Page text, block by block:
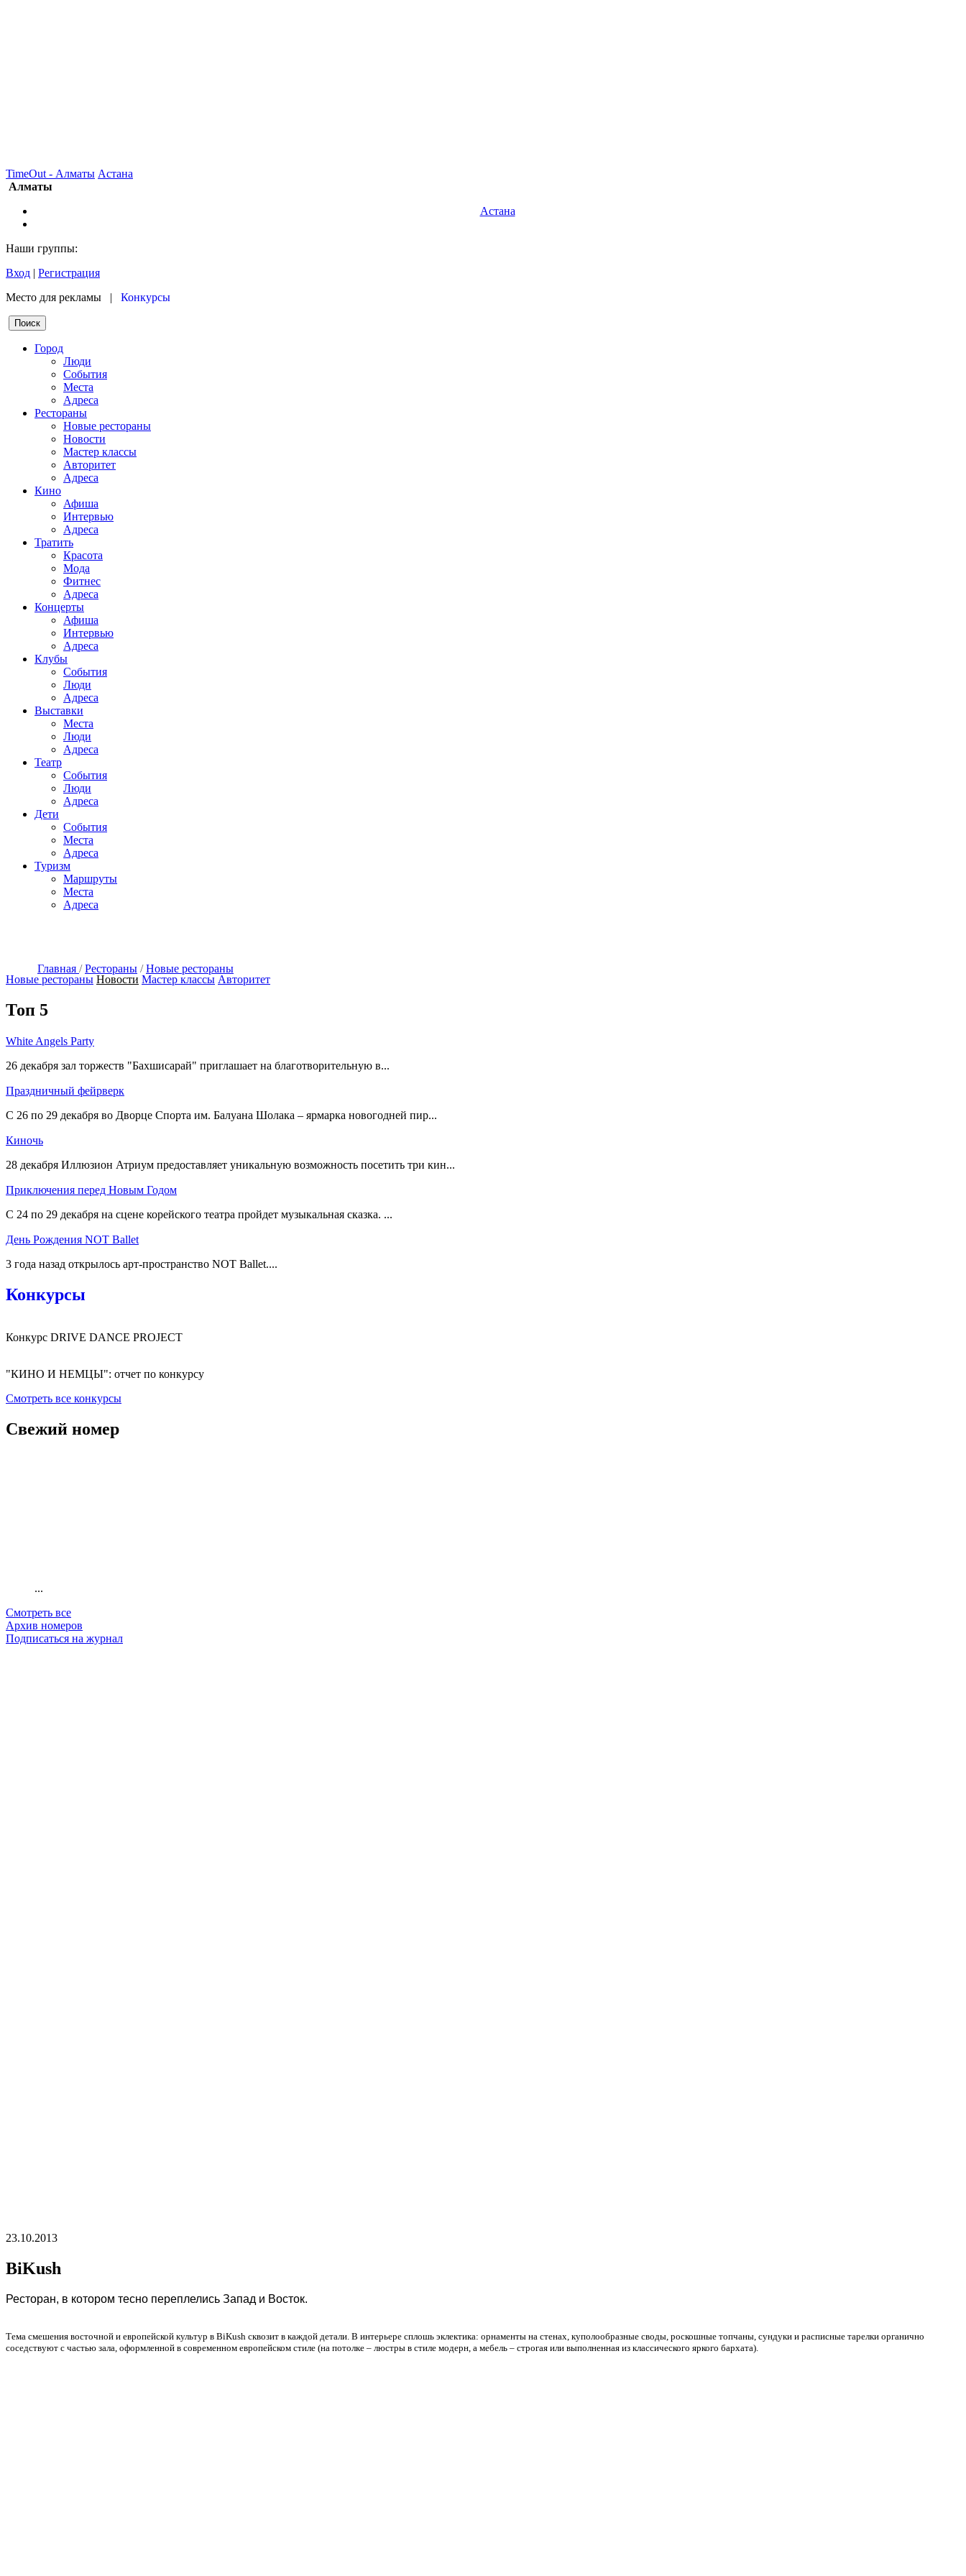
TimeOut - Алматы Астана
Алматы
Астана
Наши группы:
Вход | Регистрация
Место для рекламы | Конкурсы
Город
Люди
События
Места
Адреса
Рестораны
Новые рестораны
Новости
Мастер классы
Авторитет
Адреса
Кино
Афиша
Интервью
Адреса
Тратить
Красота
Мода
Фитнес
Адреса
Концерты
Афиша
Интервью
Адреса
Клубы
События
Люди
Адреса
Выставки
Места
Люди
Адреса
Театр
События
Люди
Адреса
Дети
События
Места
Адреса
Туризм
Маршруты
Места
Адреса
Главная /Рестораны /Новые рестораны
Новые рестораны Новости Мастер классы Авторитет
Топ 5
White Angels Party
26 декабря зал торжеств "Бахшисарай" приглашает на благотворительную в...
Праздничный фейрверк
С 26 по 29 декабря во Дворце Спорта им. Балуана Шолака – ярмарка новогодней пир...
Киночь
28 декабря Иллюзион Атриум предоставляет уникальную возможность посетить три кин...
Приключения перед Новым Годом
С 24 по 29 декабря на сцене корейского театра пройдет музыкальная сказка. ...
День Рождения NOT Ballet
3 года назад открылось арт-пространство NOT Ballet....
Конкурсы
Конкурс DRIVE DANCE PROJECT
"КИНО И НЕМЦЫ": отчет по конкурсу
Смотреть все конкурсы
Свежий номер
...
Смотреть все
Архив номеров
Подписаться на журнал
23.10.2013
BiKush
Ресторан, в котором тесно переплелись Запад и Восток.
Тема смешения восточной и европейской культур в BiKush сквозит в каждой детали. В интерьере сплошь эклектика: орнаменты на стенах, куполообразные своды, роскошные топчаны, сундуки и расписные тарелки органично
соседствуют с частью зала, оформленной в современном европейском стиле (на потолке – люстры в стиле модерн, а мебель – строгая или выполненная из классического яркого бархата).